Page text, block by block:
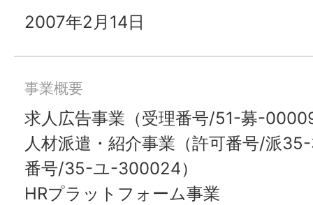
2007年2月14日
事業概要
求人広告事業（受理番号/51-募-
人材派遣・紹介事業（許可番号/派
番号/35-ユ-300024）
HRプラットフォーム事業